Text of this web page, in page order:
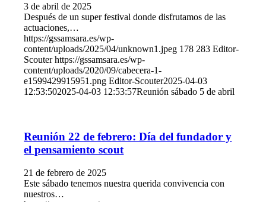
3 de abril de 2025
Después de un super festival donde disfrutamos de las
actuaciones,…
https://gssamsara.es/wp-
content/uploads/2025/04/unknown1.jpeg 178 283 Editor-
Scouter https://gssamsara.es/wp-
content/uploads/2020/09/cabecera-1-
e1599429915951.png Editor-Scouter2025-04-03
12:53:502025-04-03 12:53:57Reunión sábado 5 de abril
Reunión 22 de febrero: Día del fundador y
el pensamiento scout
21 de febrero de 2025
Este sábado tenemos nuestra querida convivencia con
nuestros…